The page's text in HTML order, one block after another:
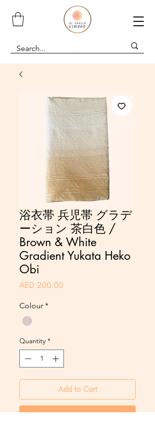
浴衣帯 兵児帯 グラデ
ーション 茶白色 /
Brown & White
Gradient Yukata Heko
Obi
AED 200.00Price
Colour *
Quantity *
Add to Cart
Pay Now